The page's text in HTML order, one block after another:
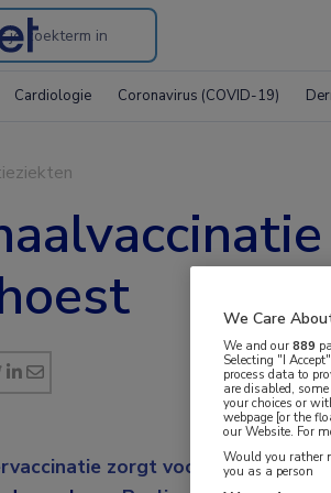
Cardiologie Coronavirus (COVID-19)
zorgt voor een betere
We Care
We and our889
Selecting "I
process data to
are disabled,
your choices or
webpage [or the
our Website. For
Would you rather
you as a person